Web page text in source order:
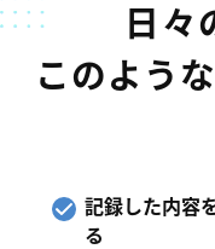
日々
このよう
記録した内容
る